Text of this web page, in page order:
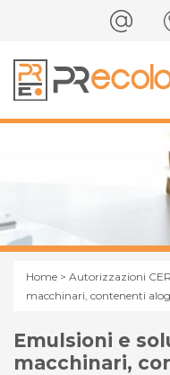
Home > Autorizzazioni CER
macchinari, contenenti
Emulsioni e
macchinari,